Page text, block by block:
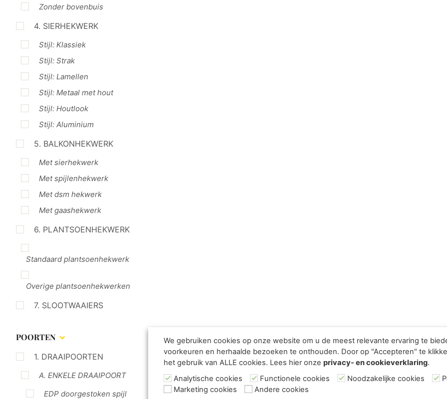
Zonder bovenbuis
4. SIERHEKWERK
Stijl: Klassiek
Stijl: Strak
Stijl: Lamellen
Stijl: Metaal met hout
Stijl: Houtlook
Stijl: Aluminium
5. BALKONHEKWERK
Met sierhekwerk
Met spijlenhekwerk
Met dsm hekwerk
Met gaashekwerk
6. PLANTSOENHEKWERK
Standaard plantsoenhekwerk
Overige plantsoenhekwerken
7. SLOOTWAAIERS
POORTEN
1. DRAAIPOORTEN
A. ENKELE DRAAIPOORT
EDP doorgestoken spijl
We gebruiken cookies op onze website om u de meest relevante ervaring te
voorkeuren en herhaalde bezoeken te onthouden. Door op "Accepteren" te
het gebruik van ALLE cookies. Lees hier onze privacy- en cookieverklaring.
Analytische cookies
Functionele cookies Noodzakelijke cookies
Marketing cookies
Andere cookies